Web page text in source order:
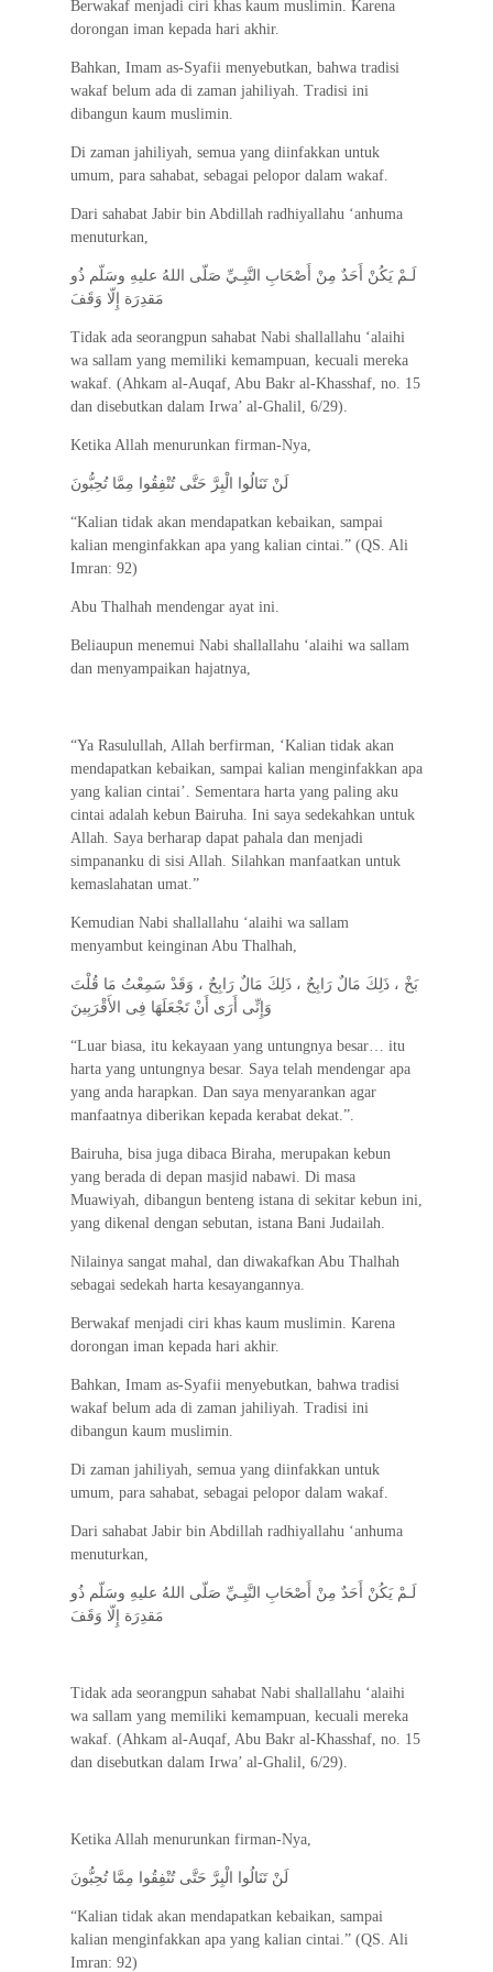
o
o
k
e
r
A
p
p
r
a
m
Berwakaf menjadi ciri khas kaum muslimin. Karena
dorongan iman kepada hari akhir.
Bahkan, Imam as-Syafii menyebutkan, bahwa tradisi
wakaf belum ada di zaman jahiliyah. Tradisi ini
dibangun kaum muslimin.
Di zaman jahiliyah, semua yang diinfakkan untuk
umum, para sahabat, sebagai pelopor dalam wakaf.
Dari sahabat Jabir bin Abdillah radhiyallahu ‘anhuma
menuturkan,
لَـمْ يَكُنْ أَحَدٌ مِنْ أَصْحَابِ النَّبِـيِّ صَلّى اللهُ عليهِ وسَلّم ذُو
مَقدِرَة إِلّا وَقَفَ
Tidak ada seorangpun sahabat Nabi shallallahu ‘alaihi
wa sallam yang memiliki kemampuan, kecuali mereka
wakaf. (Ahkam al-Auqaf, Abu Bakr al-Khasshaf, no. 15
dan disebutkan dalam Irwa’ al-Ghalil, 6/29).
Ketika Allah menurunkan firman-Nya,
لَنْ تَنَالُوا الْبِرَّ حَتَّى تُنْفِقُوا مِمَّا تُحِبُّونَ
“Kalian tidak akan mendapatkan kebaikan, sampai
kalian menginfakkan apa yang kalian cintai.” (QS. Ali
Imran: 92)
Abu Thalhah mendengar ayat ini.
Beliaupun menemui Nabi shallallahu ‘alaihi wa sallam
dan menyampaikan hajatnya,
“Ya Rasulullah, Allah berfirman, ‘Kalian tidak akan
mendapatkan kebaikan, sampai kalian menginfakkan apa
yang kalian cintai’. Sementara harta yang paling aku
cintai adalah kebun Bairuha. Ini saya sedekahkan untuk
Allah. Saya berharap dapat pahala dan menjadi
simpananku di sisi Allah. Silahkan manfaatkan untuk
kemaslahatan umat.”
Kemudian Nabi shallallahu ‘alaihi wa sallam
menyambut keinginan Abu Thalhah,
بَخْ ، ذَلِكَ مَالٌ رَابِحٌ ، ذَلِكَ مَالٌ رَابِحٌ ، وَقَدْ سَمِعْتُ مَا قُلْتَ
وَإِنِّى أَرَى أَنْ تَجْعَلَهَا فِى الأَقْرَبِينَ
“Luar biasa, itu kekayaan yang untungnya besar… itu
harta yang untungnya besar. Saya telah mendengar apa
yang anda harapkan. Dan saya menyarankan agar
manfaatnya diberikan kepada kerabat dekat.”.
Bairuha, bisa juga dibaca Biraha, merupakan kebun
yang berada di depan masjid nabawi. Di masa
Muawiyah, dibangun benteng istana di sekitar kebun ini,
yang dikenal dengan sebutan, istana Bani Judailah.
Nilainya sangat mahal, dan diwakafkan Abu Thalhah
sebagai sedekah harta kesayangannya.
Berwakaf menjadi ciri khas kaum muslimin. Karena
dorongan iman kepada hari akhir.
Bahkan, Imam as-Syafii menyebutkan, bahwa tradisi
wakaf belum ada di zaman jahiliyah. Tradisi ini
dibangun kaum muslimin.
Di zaman jahiliyah, semua yang diinfakkan untuk
umum, para sahabat, sebagai pelopor dalam wakaf.
Dari sahabat Jabir bin Abdillah radhiyallahu ‘anhuma
menuturkan,
لَـمْ يَكُنْ أَحَدٌ مِنْ أَصْحَابِ النَّبِـيِّ صَلّى اللهُ عليهِ وسَلّم ذُو
مَقدِرَة إِلّا وَقَفَ
Tidak ada seorangpun sahabat Nabi shallallahu ‘alaihi
wa sallam yang memiliki kemampuan, kecuali mereka
wakaf. (Ahkam al-Auqaf, Abu Bakr al-Khasshaf, no. 15
dan disebutkan dalam Irwa’ al-Ghalil, 6/29).
Ketika Allah menurunkan firman-Nya,
لَنْ تَنَالُوا الْبِرَّ حَتَّى تُنْفِقُوا مِمَّا تُحِبُّونَ
“Kalian tidak akan mendapatkan kebaikan, sampai
kalian menginfakkan apa yang kalian cintai.” (QS. Ali
Imran: 92)